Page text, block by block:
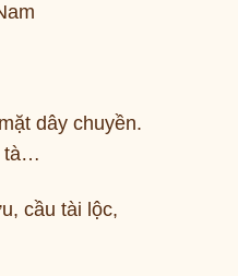
dây chuyền.
tà…
cầu tài lộc,